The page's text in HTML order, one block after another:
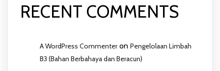
RECENT COMMENTS
A WordPress Commenteron Pengelolaan Limbah
B3 (Bahan Berbahaya dan Beracun)